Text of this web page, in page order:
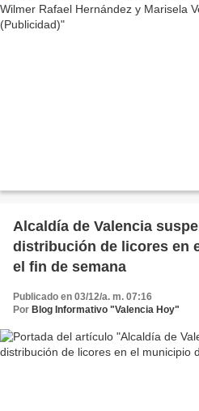
Alcaldía de Valencia
distribución de licores en
el fin de semana
Publicado en 03/12/a. m. 07:16
Por Blog Informativo "Valencia Hoy"